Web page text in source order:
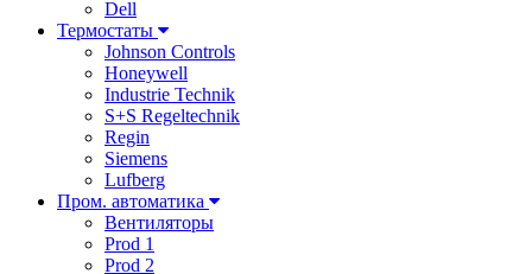
Dell
Термостаты
Johnson Controls
Honeywell
Industrie Technik
S+S Regeltechnik
Regin
Siemens
Lufberg
Пром. автоматика
Вентиляторы
Prod 1
Prod 2